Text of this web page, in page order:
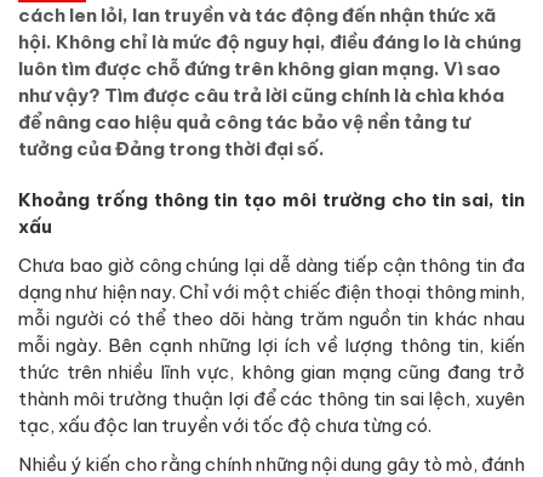
cách len lỏi, lan truyền và tác động đến nhận thức xã
hội. Không chỉ là mức độ nguy hại, điều đáng lo là chúng
luôn tìm được chỗ đứng trên không gian mạng. Vì sao
như vậy? Tìm được câu trả lời cũng chính là chìa khóa
để nâng cao hiệu quả công tác bảo vệ nền tảng tư
tưởng của Đảng trong thời đại số.
Khoảng trống thông tin tạo môi trường cho tin sai, tin
xấu
Chưa bao giờ công chúng lại dễ dàng tiếp cận thông tin đa
dạng như hiện nay. Chỉ với một chiếc điện thoại thông minh,
mỗi người có thể theo dõi hàng trăm nguồn tin khác nhau
mỗi ngày. Bên cạnh những lợi ích về lượng thông tin, kiến
thức trên nhiều lĩnh vực, không gian mạng cũng đang trở
thành môi trường thuận lợi để các thông tin sai lệch, xuyên
tạc, xấu độc lan truyền với tốc độ chưa từng có.
Nhiều ý kiến cho rằng chính những nội dung gây tò mò, đánh